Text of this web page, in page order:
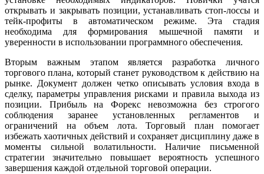
открывать и закрывать позиции, устанавливать стоп-лоссы и
тейк-профиты в автоматическом режиме. Эта стадия
необходима для формирования мышечной памяти и
уверенности в использовании программного обеспечения.
Вторым важным этапом является разработка личного
торгового плана, который станет руководством к действию на
рынке. Документ должен четко описывать условия входа в
сделку, параметры управления рисками и правила выхода из
позиции. Прибыль на Форекс невозможна без строгого
соблюдения заранее установленных регламентов и
ограничений на объем лота. Торговый план помогает
избежать хаотичных действий и сохраняет дисциплину даже в
моменты сильной волатильности. Наличие письменной
стратегии значительно повышает вероятность успешного
завершения каждой отдельной торговой операции.